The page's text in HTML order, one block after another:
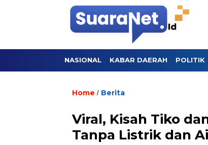
NASIONAL KABAR DAERAH POLITIK
Home / Berita
Viral, Kisah Tiko
Tanpa Listrik dan